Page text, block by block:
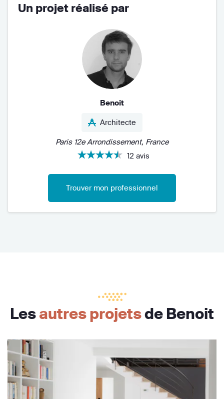
Un projet réalisé par
Benoit
Architecte
Paris 12e Arrondissement, France
12 avis
Trouver mon professionnel
Lesautres projetsde Benoit